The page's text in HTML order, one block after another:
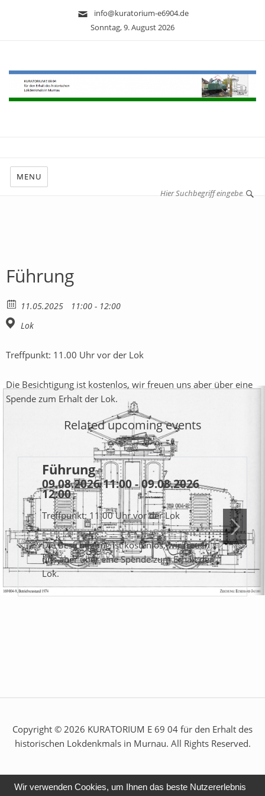
info@kuratorium-e6904.de
Sonntag, 9. August 2026
MENU
Führung
11.05.2025
11:00 - 12:00
Lok
Treffpunkt: 11.00 Uhr vor der Lok
Die Besichtigung ist kostenlos, wir freuen uns aber über eine
Spende zum Erhalt der Lok.
Related upcoming events
Führung
09.08.2026 11:00 - 09.08.2026
12:00
Treffpunkt: 11:00 Uhr vor der Lok
Die Besichtigung ist kostenlos, wir freuen
uns aber über eine Spende zum Erhalt der
Lok.
Copyright © 2026 KURATORIUM E 69 04 für den Erhalt des
historischen Lokdenkmals in Murnau. All Rights Reserved.
Wir verwenden Cookies, um Ihnen das beste Nutzererlebnis